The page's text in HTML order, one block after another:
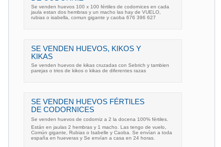
Se venden huevos 100 x 100 fértiles de codornices en cada
jaula estan dos hembras y un macho las hay de VUELO,
rubias o isabella, comun gigante y caoba 676 396 627
SE VENDEN HUEVOS, KIKOS Y
KIKAS
Se venden huevos de kikas cruzadas con Sebrich y tambien
parejas o trios de kikos o kikas de diferentes razas
SE VENDEN HUEVOS FÉRTILES
DE CODORNICES
Se venden huevos de codorniz a 2 la docena 100% fértiles.
Están en jaulas 2 hembras y 1 macho. Las tengo de vuelo,
Común gigante, Rubias o Isabelle y Caoba. Se envían a toda
españa en hueveras y Se envían a casa en 24 horas.